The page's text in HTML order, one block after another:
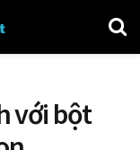
với bột